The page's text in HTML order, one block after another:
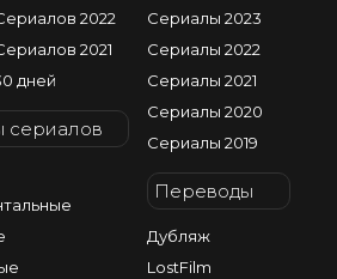
2022
2021
дней
сериалов
Сериалы 2023
Сериалы 2022
Сериалы 2021
Сериалы 2020
Сериалы 2019
Переводы
Дубляж
LostFilm